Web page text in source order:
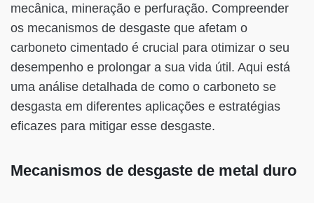
mecânica, mineração e perfuração. Compreender
os mecanismos de desgaste que afetam o
carboneto cimentado é crucial para otimizar o seu
desempenho e prolongar a sua vida útil. Aqui está
uma análise detalhada de como o carboneto se
desgasta em diferentes aplicações e estratégias
eficazes para mitigar esse desgaste.
Mecanismos de desgaste de metal duro